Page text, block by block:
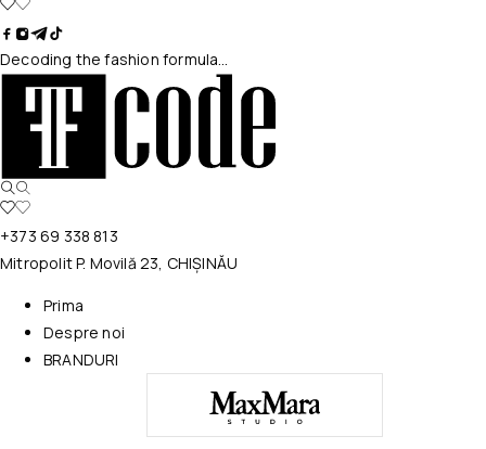
Decoding the fashion formula…
+373 69 338 813
Mitropolit P. Movilă 23, CHIȘINĂU
Prima
Despre noi
BRANDURI